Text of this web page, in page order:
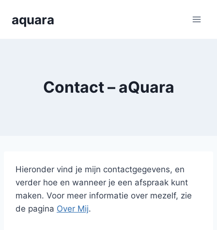
aquara
Contact – aQuara
Hieronder vind je mijn contactgegevens, en
verder hoe en wanneer je een afspraak kunt
maken. Voor meer informatie over mezelf, zie
de pagina Over Mij.